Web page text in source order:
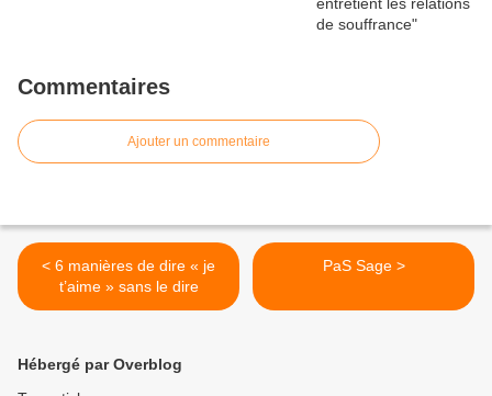
Commentaires
Ajouter un commentaire
< 6 manières de dire « je
t’aime » sans le dire
PaS Sage >
Hébergé par Overblog